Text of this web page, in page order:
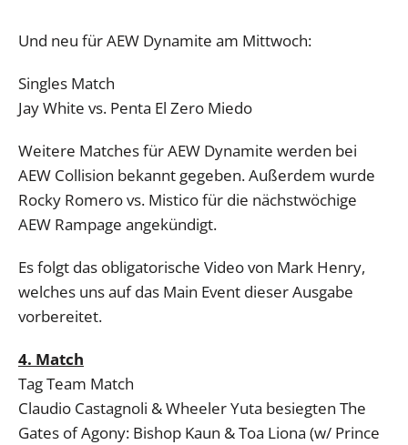
Und neu für AEW Dynamite am Mittwoch:
Singles Match
Jay White vs. Penta El Zero Miedo
Weitere Matches für AEW Dynamite werden bei
AEW Collision bekannt gegeben. Außerdem wurde
Rocky Romero vs. Mistico für die nächstwöchige
AEW Rampage angekündigt.
Es folgt das obligatorische Video von Mark Henry,
welches uns auf das Main Event dieser Ausgabe
vorbereitet.
4. Match
Tag Team Match
Claudio Castagnoli & Wheeler Yuta besiegten The
Gates of Agony: Bishop Kaun & Toa Liona (w/ Prince